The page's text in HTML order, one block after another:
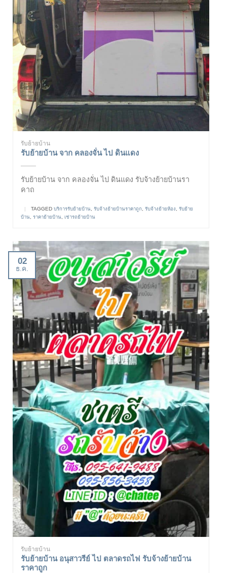
รับย้ายบ้าน
รับย้ายบ้าน จาก คลองจั่น ไป ดินแดง
รับย้ายบ้าน จาก คลองจั่น ไป ดินแดง รับจ้างย้ายบ้านรา
คาถ
| TAGGED บริการรับย้ายบ้าน รับจ้างย้ายบ้านราคาถูก รับจ้างย้ายห้อง
รับย้าย
บ้าน ราคาย้ายบ้าน เช่ารถย้ายบ้าน
02
ธ.ค.
รับย้ายบ้าน
รับย้ายบ้าน อนุสาวรีย์ ไป ตลาดรถไฟ รับจ้างย้ายบ้าน
ราคาถูก